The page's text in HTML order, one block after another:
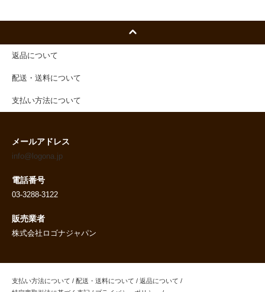
返品について
配送・送料について
支払い方法について
メールアドレス
info@logona.jp
電話番号
03-3288-3122
販売業者
株式会社ロゴナジャパン
支払い方法について / 配送・送料について / 返品について /